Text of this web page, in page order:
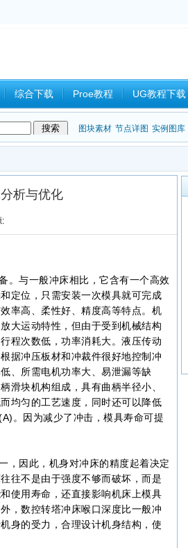
综合下载 Proe教程 UG教程下载
教程 CAD习题 CAM CAD2008
图块素材 节点详图 实例图库
析与优化
:
与一般冲床相比，它含有一个高效
定位，只需安装一次模具就可完成
率高、柔性好、精度高等特点。机
大运动特性，但由于受到机械结构
程次数低，功率消耗大。液压传动
据冲压板材和冲裁件很好地控制冲
、所需电机功率大、易泄漏等缺
滑块机构组成，具有曲柄半径小、
均匀的工艺速度，同时还可以降低
。因为减少了冲击，模具寿命可提
因此，机身对冲床的精度起着决定
往不是由于强度不够而破坏，而是
使用寿命，还直接影响机床上模具
，数控转塔冲床喉口深度比一般冲
身的受力，合理设计机身结构，使